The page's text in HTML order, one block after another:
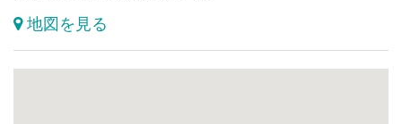
地図を見る